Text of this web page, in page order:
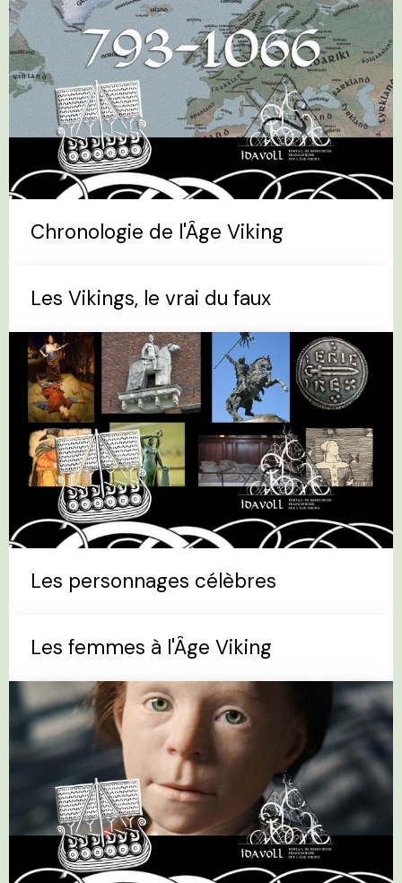
Chronologie de l'Âge Viking
Les Vikings, le vrai du faux
Les personnages célèbres
Les femmes à l'Âge Viking